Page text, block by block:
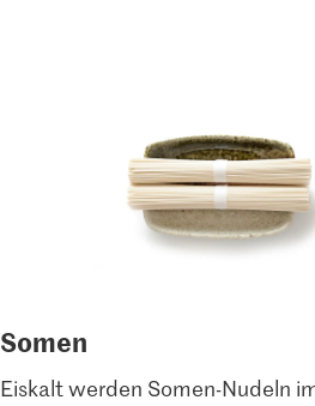
Somen
Eiskalt werden Somen-Nudeln